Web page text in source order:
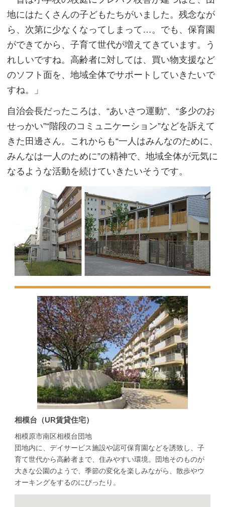
地にはたくさんの子どもたちがいました。残念なが
ら、次第に少なくなってしまって…。でも、保育園
ができてから、子育て世代が増えてきています。う
れしいですね。高齢者に対しては、買い物支援など
のソフト面を、地域全体でサポートしていきたいで
すね。」
自治会長だったころは、“あいさつ運動”、“多少のお
せっかい”“階段のコミュニケーション”などを訴えて
きた田邊さん。これからも“一人はみんなのために、
みんなは一人のために”の精神で、地域全体が元気に
なるような活動を続けていきたいそうです。
相模台（UR賃貸住宅）
相模原市南区相模台団地
団地内に、デイサービス施設や認可保育園などを誘致し、子
育て世代から高齢者まで、住みやすい環境。団地そのものが
大きな公園のようで、季節の変化を楽しみながら、散歩やウ
オーキングをするのにぴったり。